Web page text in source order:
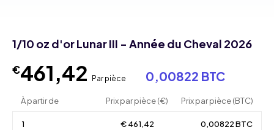
1/10 oz d'or Lunar III - Année du Cheval 2026
€461,42 Par pièce 0,00822 BTC
À partir de Prix par pièce (€) Prix par pièce (BTC)
1 € 461,42 0,00822 BTC